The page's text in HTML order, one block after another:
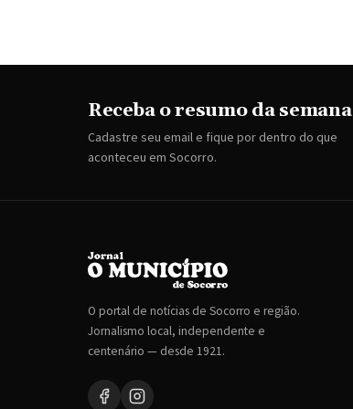
Receba o resumo da semana
Cadastre seu email e fique por dentro do que
aconteceu em Socorro.
O portal de notícias de Socorro e região.
Jornalismo local, independente e
centenário — desde 1921.